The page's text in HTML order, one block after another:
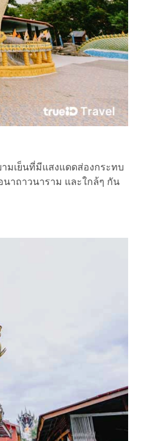
มเย็นที่มีแสงแดดส่องกระทบ
นาถาวนาราม และใกล้ๆ กัน